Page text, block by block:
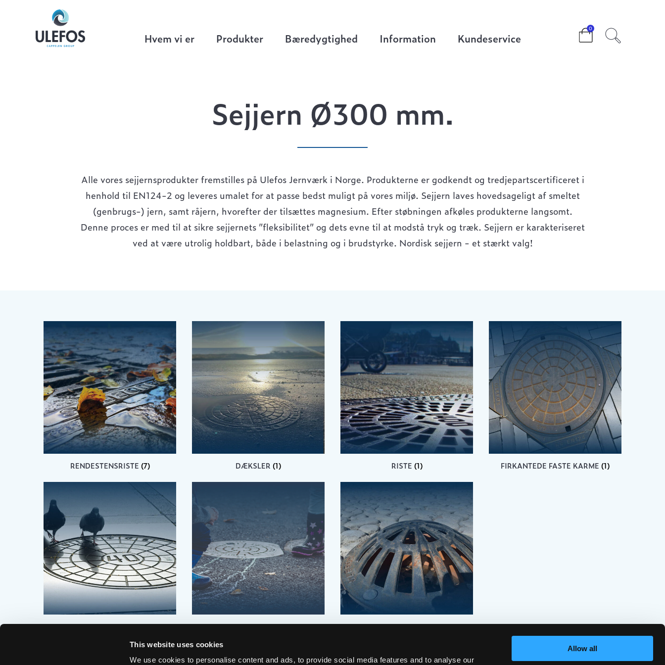
This website uses cookies
We use cookies to personalise content and ads, to provide social media features and to analyse our
Allow all
0
Hvem vi er Produkter Bæredygtighed Information Kundeservice
Ulefos>
Sejjern Ø300 mm.
Alle vores sejjernsprodukter fremstilles på Ulefos Jernværk i Norge. Produkterne er godkendt og tredjepartscertificeret i
henhold til EN124-2 og leveres umalet for at passe bedst muligt på vores miljø. Sejjern laves hovedsageligt af smeltet
(genbrugs-) jern, samt råjern, hvorefter der tilsættes magnesium. Efter støbningen afkøles produkterne langsomt.
Denne proces er med til at sikre sejjernets ”fleksibilitet” og dets evne til at modstå tryk og træk. Sejjern er karakteriseret
ved at være utrolig holdbart, både i belastning og i brudstyrke. Nordisk sejjern - et stærkt valg!
RENDESTENSRISTE (7) DÆKSLER (1) RISTE (1) FIRKANTEDE FASTE KARME (1)
RUNDE FASTE KARME(1) RUNDE FLYDENDE KARME(1) KUPPELRISTE(1)